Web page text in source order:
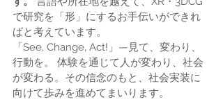
で研究を「形」にするお手伝いができれ
ばと考えています。
「See, Change, Act!」—見て、変わり、
行動を。 体験を通じて人が変わり、社会
が変わる。その信念のもと、社会実装に
向けて歩みを進めてまいります。